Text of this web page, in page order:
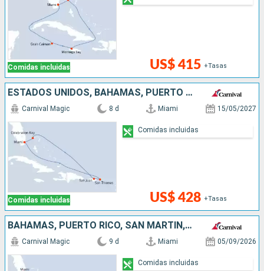
Comidas incluidas US$ 415 +Tasas
ESTADOS UNIDOS, BAHAMAS, PUERTO RICO
Comidas incluidas
Carnival Magic 8 d Miami 15/05/2027
US$ 428 +Tasas
Comidas incluidas
BAHAMAS, PUERTO RICO, SAN MARTÍN, ESTADOS UNIDOS
Carnival Magic 9 d Miami 05/09/2026
Comidas incluidas